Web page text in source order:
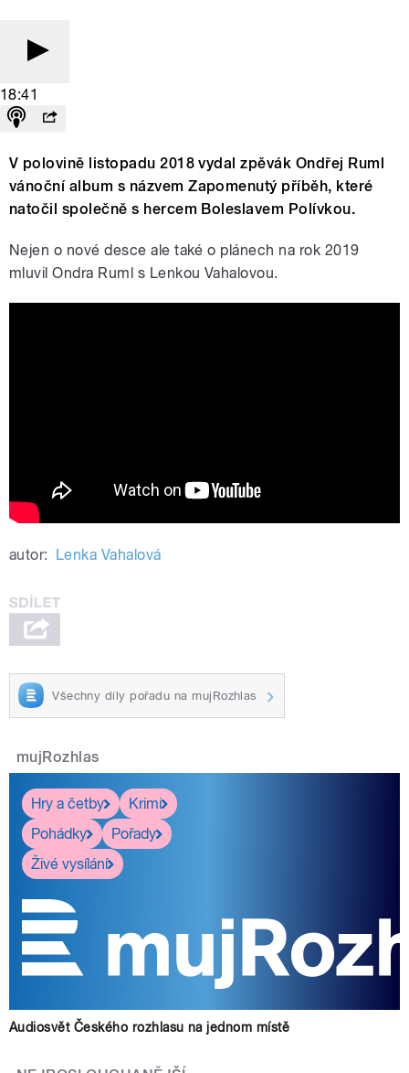
18:41
V polovině listopadu 2018 vydal zpěvák Ondřej Ruml
vánoční album s názvem Zapomenutý příběh, které
natočil společně s hercem Boleslavem Polívkou.
Nejen o nové desce ale také o plánech na rok 2019
mluvil Ondra Ruml s Lenkou Vahalovou.
autor: Lenka Vahalová
Všechny díly pořadu na mujRozhlas
mujRozhlas
Hry a četby
Krimi
Pohádky
Pořady
Živé vysílání
Audiosvět Českého rozhlasu na jednom místě